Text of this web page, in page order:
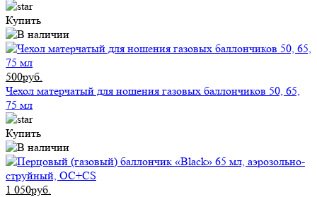
Купить
500руб.
Чехол матерчатый для ношения газовых баллончиков 50, 65,
75 мл
Купить
1 050руб.